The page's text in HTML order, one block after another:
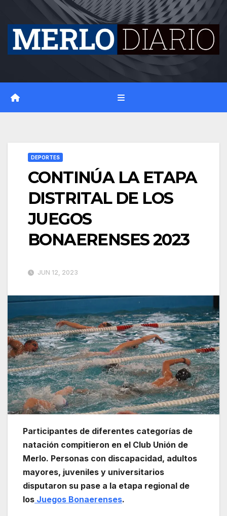
content
DEPORTES
CONTINÚA LA ETAPA
DISTRITAL DE LOS
JUEGOS
BONAERENSES 2023
JUN 12, 2023
Participantes de diferentes categorías de
natación compitieron en el Club Unión de
Merlo. Personas con discapacidad, adultos
mayores, juveniles y universitarios
disputaron su pase a la etapa regional de
los Juegos Bonaerenses.